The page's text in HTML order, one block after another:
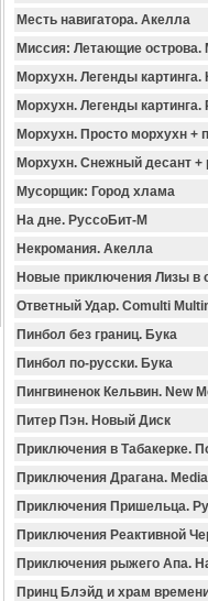
Месть навигатора. Акелла
Миссия: Летающие острова.
Морхухн. Легенды
Морхухн. Легенды картинга.
Морхухн. Просто морхухн +
Морхухн. Снежный десант +
Мусорщик: Город хлама
На дне. РуссоБит-М
Некромания. Акелла
Новые приключения Лизы в
Ответный Удар. Comulti
Пинбол без границ. Бука
Пинбол по-русски. Бука
Пингвиненок Кельвин. New
Питер Пэн. Новый Диск
Приключения в Табакерке.
Приключения Драгана.
Приключения Пришельца.
Приключения Реактивной
Приключения рыжего Апа.
Принц Блэйд и храм